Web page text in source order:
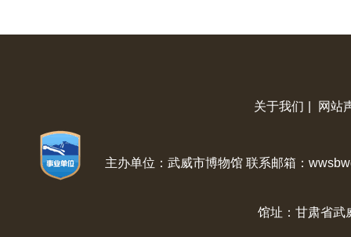
关于我们 网站
主办单位：武威市博物馆 联系邮箱：
馆址：甘肃省武